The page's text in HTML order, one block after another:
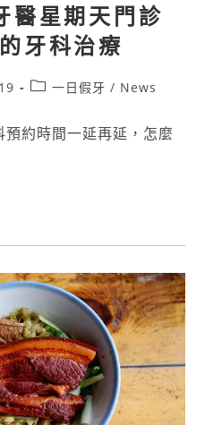
醫星期天門診
牙科治療
一日假牙 / News
約時間一延再延，怎麼